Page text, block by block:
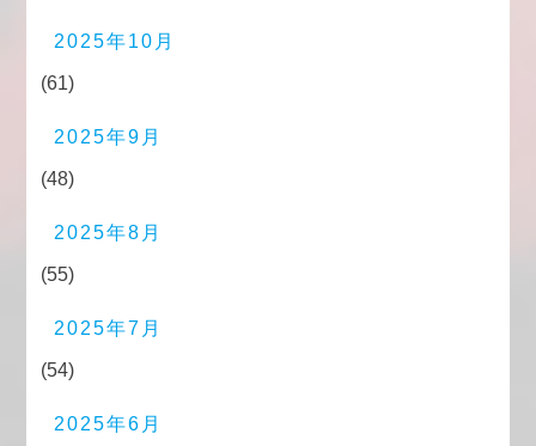
2025年10月
(61)
2025年9月
(48)
2025年8月
(55)
2025年7月
(54)
2025年6月